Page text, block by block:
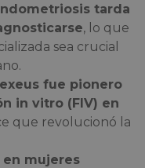
tarda
, lo que
sea crucial
fue pionero
in vitro (FIV) en
que revolucionó la
en mujeres